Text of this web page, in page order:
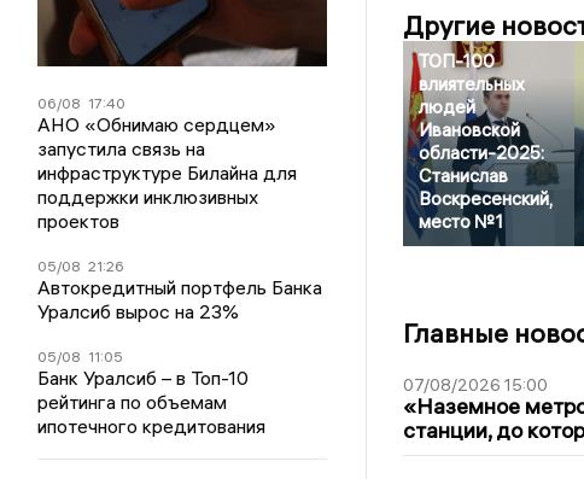
06/08 17:40
АНО «Обнимаю сердцем»
запустила связь на
инфраструктуре Билайна для
поддержки инклюзивных
проектов
05/08 21:26
Автокредитный портфель Банка
Уралсиб вырос на 23%
05/08 11:05
Банк Уралсиб – в Топ-10
рейтинга по объемам
ипотечного кредитования
Другие
ТОП-100
влиятельных
людей
Ивановской
области-2025:
Станислав
Воскресенский,
место №1
Главные
07/08/2026 15:00
«Наземное
станции, до